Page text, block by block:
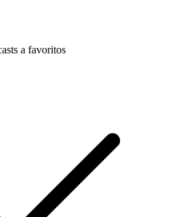
a favoritos